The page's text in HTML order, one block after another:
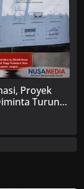
Proyek
Turun